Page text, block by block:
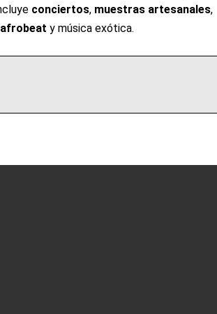
conciertos, muestras artesanales,
afrobeat y música exótica.